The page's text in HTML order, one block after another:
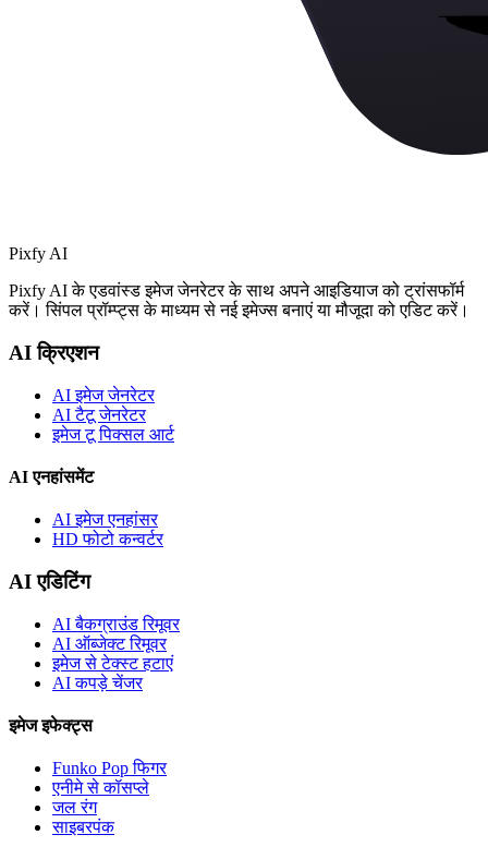
Pixfy AI
Pixfy AI के एडवांस्ड इमेज जेनरेटर के साथ अपने आइडियाज को ट्रांसफॉर्म
करें। सिंपल प्रॉम्प्ट्स के माध्यम से नई इमेज्स बनाएं या मौजूदा को एडिट करें।
AI क्रिएशन
AI इमेज जेनरेटर
AI टैटू जेनरेटर
इमेज टू पिक्सल आर्ट
AI एनहांसमेंट
AI इमेज एनहांसर
HD फोटो कन्वर्टर
AI एडिटिंग
AI बैकग्राउंड रिमूवर
AI ऑब्जेक्ट रिमूवर
इमेज से टेक्स्ट हटाएं
AI कपड़े चेंजर
इमेज इफेक्ट्स
Funko Pop फिगर
एनीमे से कॉसप्ले
जल रंग
साइबरपंक